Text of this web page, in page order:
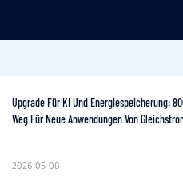
Upgrade Für KI Und Energiespeicherung:
Weg Für Neue Anwendungen Von
2026-05-08